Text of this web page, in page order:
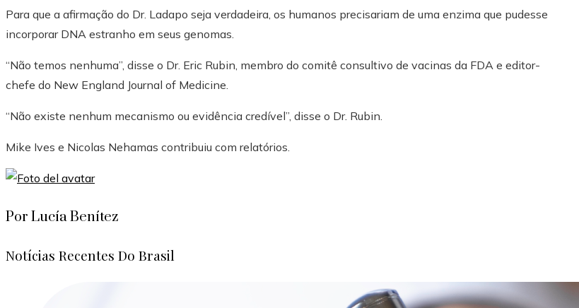
Para que a afirmação do Dr. Ladapo seja verdadeira, os humanos precisariam de uma enzima que pudesse
incorporar DNA estranho em seus genomas.
“Não temos nenhuma”, disse o Dr. Eric Rubin, membro do comitê consultivo de vacinas da FDA e editor-
chefe do New England Journal of Medicine.
“Não existe nenhum mecanismo ou evidência credível”, disse o Dr. Rubin.
Mike Ives e Nicolas Nehamas contribuiu com relatórios.
Por Lucía Benítez
Notícias Recentes Do Brasil